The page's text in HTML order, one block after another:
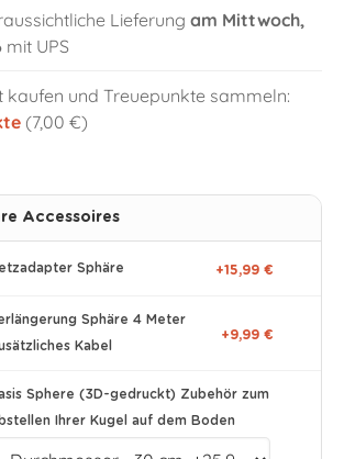
Lieferung am Mittwoch,
mit UPS
kaufen und Treuepunkte sammeln:
(7,00 €)
Accessoires
Sphäre +15,99 €
Sphäre 4 Meter
Kabel
+9,99 €
Sphere (3D-gedruckt) Zubehör zum
Ihrer Kugel auf dem Boden